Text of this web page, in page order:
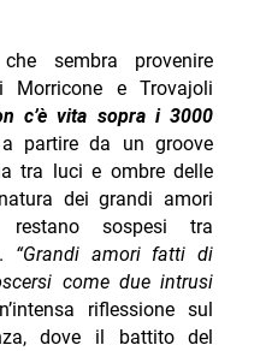
sembra provenire
Morricone e Trovajoli
c’è vita sopra i 3000
partire da un groove
tra luci e ombre delle
dei grandi amori
restano sospesi tra
“Grandi amori fatti di
come due intrusi
riflessione sul
dove il battito del